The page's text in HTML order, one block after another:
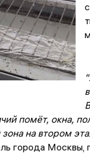
помёт, окна,
зона на втором
города Москвы,